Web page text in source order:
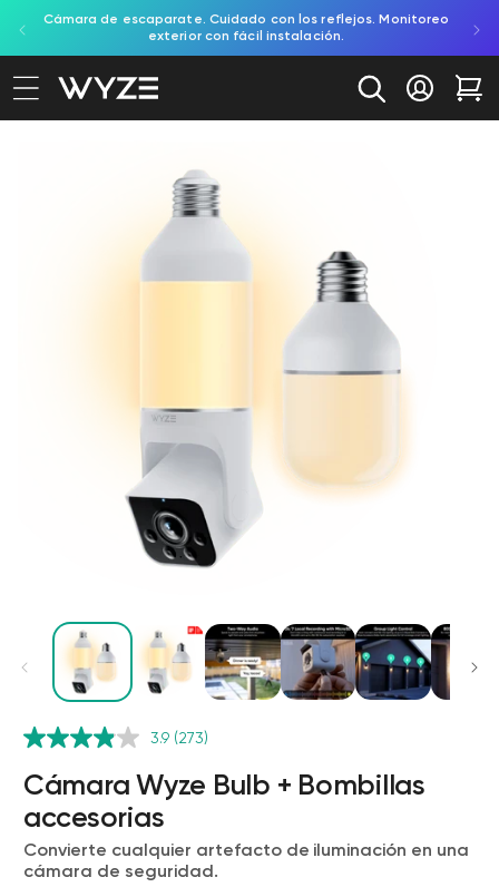
al contenido
de accesibilidad
Cámara de escaparate. Cuidado con los reflejos. Monitoreo
exterior con fácil instalación.
Iniciar
3.9 (273)
Cámara Wyze Bulb + Bombillas
accesorias
Convierte cualquier artefacto de iluminación en una
cámara de seguridad.
32 GB
Blanco
More
options
Precio de
59,98 US$Precio habitual
63,96 US$
More options